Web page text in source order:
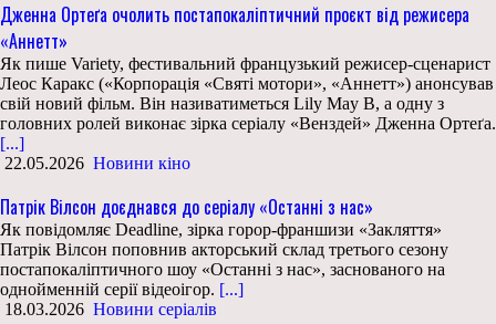
Дженна Ортеґа очолить постапокаліптичний проєкт від режисера
«Аннетт»
Як пише Variety, фестивальний французький режисер-сценарист
Леос Каракс («Корпорація «Святі мотори», «Аннетт») анонсував
свій новий фільм. Він називатиметься Lily May B, а одну з
головних ролей виконає зірка серіалу «Венздей» Дженна Ортеґа.
[...]
22.05.2026 Новини кіно
Патрік Вілсон доєднався до серіалу «Останні з нас»
Як повідомляє Deadline, зірка горор-франшизи «Закляття»
Патрік Вілсон поповнив акторський склад третього сезону
постапокаліптичного шоу «Останні з нас», заснованого на
однойменній серії відеоігор. [...]
18.03.2026 Новини серіалів